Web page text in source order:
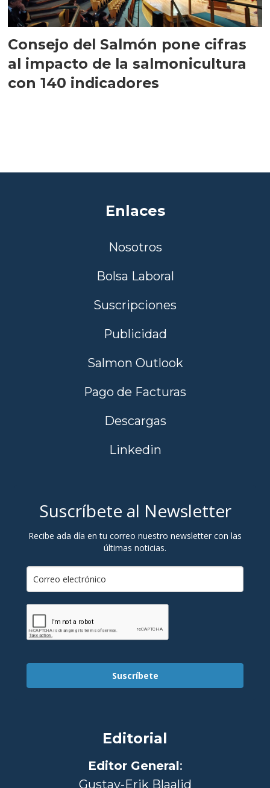
Consejo del Salmón pone cifras
al impacto de la salmonicultura
con 140 indicadores
Enlaces
Nosotros
Bolsa Laboral
Suscripciones
Publicidad
Salmon Outlook
Pago de Facturas
Descargas
Linkedin
Suscríbete al Newsletter
Recibe ada día en tu correo nuestro newsletter con las
últimas noticias.
Suscríbete
Editorial
Editor General:
Gustav-Erik Blaalid